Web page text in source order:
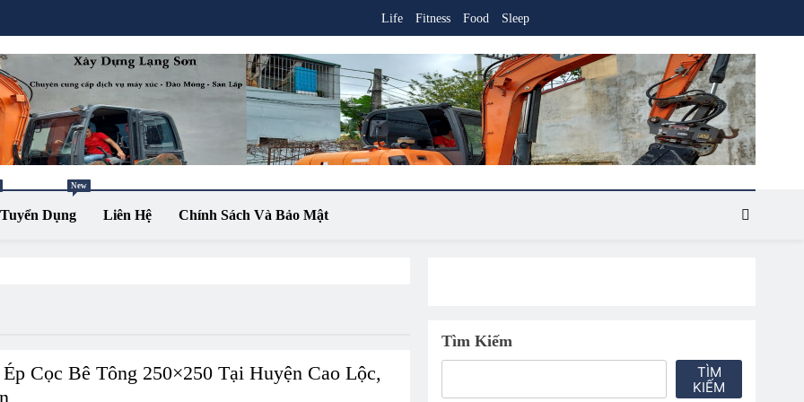
Life Fitness Food Sleep
Tuyển Dụng
New
Liên Hệ Chính Sách Và Bảo Mật
Cọc Bê Tông 250×250 Tại Huyện Cao Lộc,
Tìm Kiếm
TÌM
KIẾM